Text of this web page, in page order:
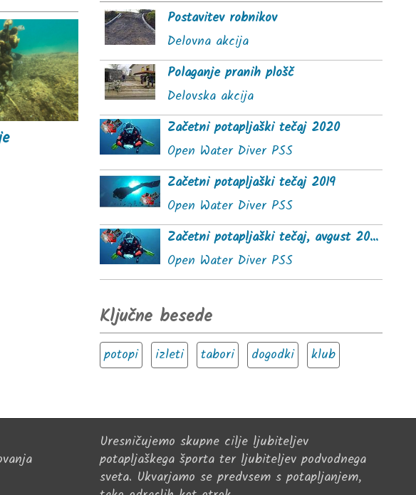
Postavitev robnikov
Delovna akcija
Polaganje pranih plošč
Delovska akcija
Začetni potapljaški tečaj 2020
Open Water Diver PSS
Začetni potapljaški tečaj 2019
Open Water Diver PSS
Začetni potapljaški tečaj, avgust 2020
Open Water Diver PSS
Ključne besede
potopi izleti tabori dogodki klub
Uresničujemo skupne cilje ljubiteljev
potapljaškega športa ter ljubiteljev podvodnega
sveta. Ukvarjamo se predvsem s potapljanjem,